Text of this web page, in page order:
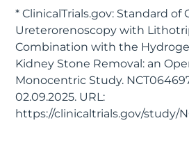
* ClinicalTrials.gov: Standard of
Ureterorenoscopy with
Combination with the
Kidney Stone Removal: an
Monocentric Study.
02.09.2025. URL:
https://clinicaltrials.gov/study/